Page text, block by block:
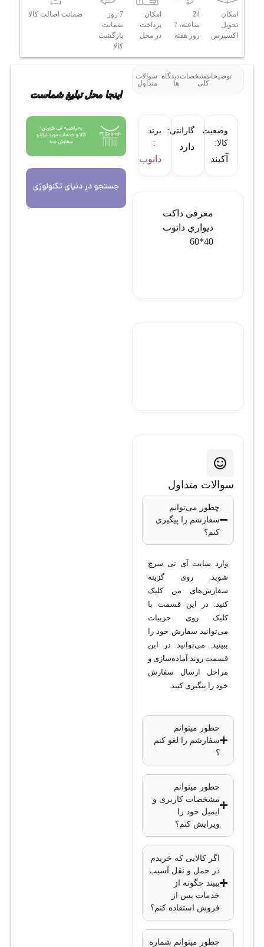
امکان
تحویل
اکسپرس
24
ساعته، 7
روز هفته
امکان
پرداخت
در محل
7 روز
ضمانت
بازگشت
کالا
ضمانت اصالت کالا
توضیحاتمشخصات
کلی
دیدگاه
ها
سوالات
متداول
وضعیت
کالا:
آکبند
گارانتی:
دارد
برند
:
دانوب
معرفی داکت
ديواري دانوب
40*60
سوالات متداول
چطور می‌توانم
سفارشم را پیگیری
کنم؟
وارد سایت آی تی سرچ
شوید. روی گزینه
سفارش‌های من کلیک
کنید. در این قسمت با
کلیک روی جزییات
می‌توانید سفارش خود را
ببینید. می‌توانید در این
قسمت روند آماده‌سازی و
مراحل ارسال سفارش
خود را پیگیری کنید.
چطور میتوانم
سفارشم را لغو کنم
؟
چطور میتوانم
مشخصات کاربری و
ایمیل خود را
ویرایش کنم؟
اگر کالایی که خریدم
در حمل و نقل آسیب
ببیند چگونه از
خدمات پس از
فروش استفاده کنم؟
چطور میتوانم شماره
اینجا محل تبلیغ شماست